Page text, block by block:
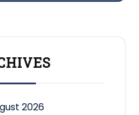
2026